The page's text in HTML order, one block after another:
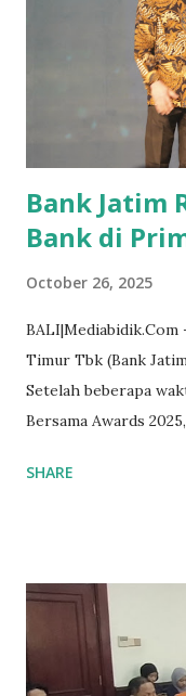
lahan yang
merupakan tanah
penghidupan warga.
agar lokasi bisa
sudah digarap
menyinggung
Bank Jatim
Bank di
October 26, 2025
BALI|Mediabidik.Com
Timur Tbk (Bank
Setelah beberapa
Bersama Awards
kegiatan yang
dan transaksi
diserahkan oleh
Supriyanto dan
SHARE